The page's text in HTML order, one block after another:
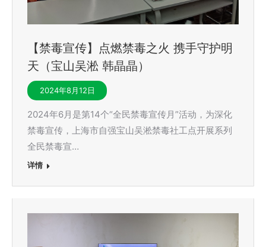
【禁毒宣传】点燃禁毒之火 携手守护明
天（宝山吴淞 韩晶晶）
2024年8月12日
2024年6月是第14个“全民禁毒宣传月”活动，为深化
禁毒宣传，上海市自强宝山吴淞禁毒社工点开展系列
全民禁毒宣…
详情